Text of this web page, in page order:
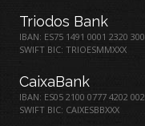
Triodos Bank
IBAN: ES75 1491 0001 2320
SWIFT BIC: TRIOESMMXXX
CaixaBank
IBAN: ES05 2100 0777 4202
SWIFT BIC: CAIXESBBXXX